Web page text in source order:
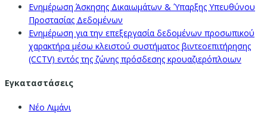
Ενημέρωση Άσκησης Δικαιωμάτων & Ύπαρξης Υπευθύνου
Προστασίας Δεδομένων
Ενημέρωση για την επεξεργασία δεδομένων προσωπικού
χαρακτήρα μέσω κλειστού συστήματος βιντεοεπιτήρησης
(CCTV) εντός της ζώνης πρόσδεσης κρουαζιερόπλοιων
Εγκαταστάσεις
Νέο Λιμάνι